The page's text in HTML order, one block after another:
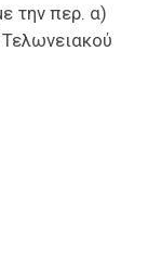
την περ. α)